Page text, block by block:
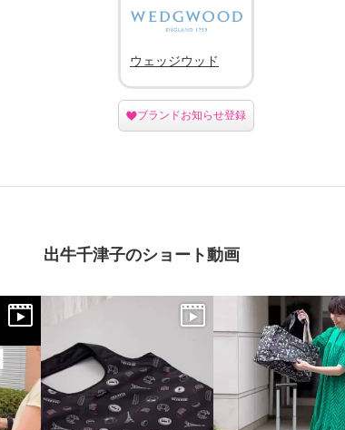
ウェッジウッド
ブランドお知らせ登録
出牛千津子のショート動画